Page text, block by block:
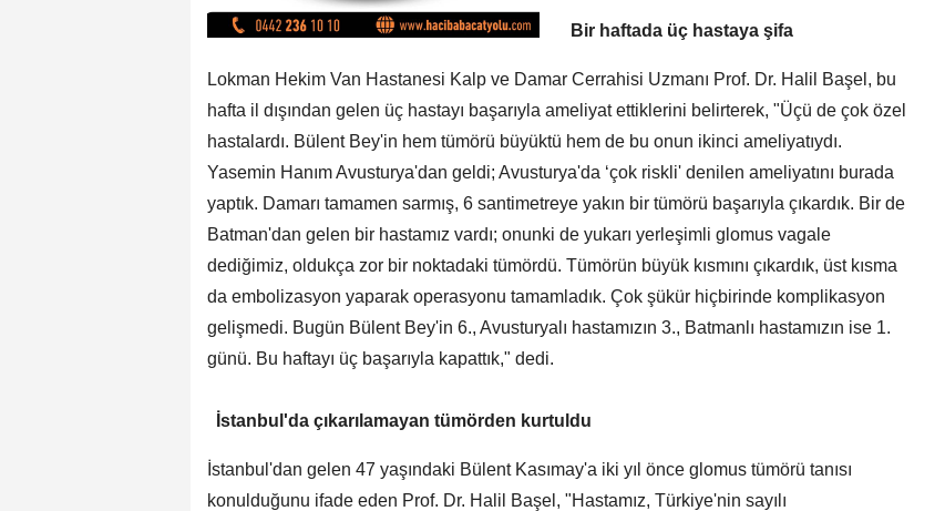
Bir haftada üç hastaya şifa
Lokman Hekim Van Hastanesi Kalp ve Damar Cerrahisi Uzmanı Prof. Dr. Halil Başel, bu
hafta il dışından gelen üç hastayı başarıyla ameliyat ettiklerini belirterek, "Üçü de çok özel
hastalardı. Bülent Bey'in hem tümörü büyüktü hem de bu onun ikinci ameliyatıydı.
Yasemin Hanım Avusturya'dan geldi; Avusturya'da ‘çok riskli' denilen ameliyatını burada
yaptık. Damarı tamamen sarmış, 6 santimetreye yakın bir tümörü başarıyla çıkardık. Bir de
Batman'dan gelen bir hastamız vardı; onunki de yukarı yerleşimli glomus vagale
dediğimiz, oldukça zor bir noktadaki tümördü. Tümörün büyük kısmını çıkardık, üst kısma
da embolizasyon yaparak operasyonu tamamladık. Çok şükür hiçbirinde komplikasyon
gelişmedi. Bugün Bülent Bey'in 6., Avusturyalı hastamızın 3., Batmanlı hastamızın ise 1.
günü. Bu haftayı üç başarıyla kapattık," dedi.
İstanbul'da çıkarılamayan tümörden kurtuldu
İstanbul'dan gelen 47 yaşındaki Bülent Kasımay'a iki yıl önce glomus tümörü tanısı
konulduğunu ifade eden Prof. Dr. Halil Başel, "Hastamız, Türkiye'nin sayılı